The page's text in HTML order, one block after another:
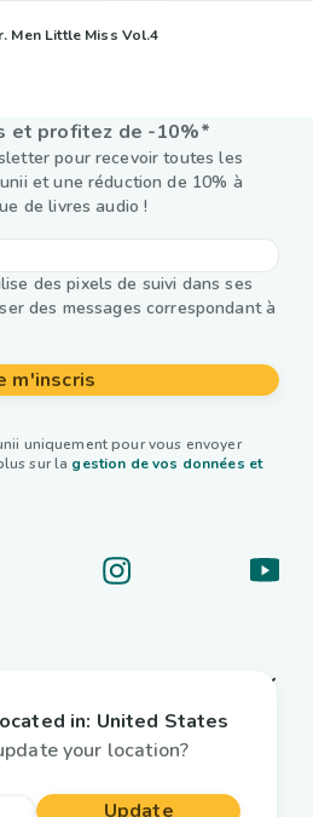
Men Little Miss Vol.4
et profitez de -10%*
pour recevoir toutes les
et une réduction de 10% à
de livres audio !
des pixels de suivi dans ses
des messages correspondant à
m'inscris
uniquement pour vous envoyer
sur la gestion de vos données et
in: United States
your location?
Update